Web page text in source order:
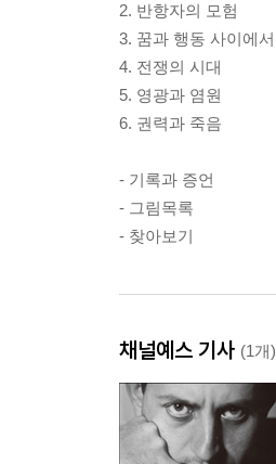
2. 반항자의 모험
3. 꿈과 행동 사이에서
4. 전쟁의 시대
5. 영광과 염원
6. 권력과 죽음
- 기록과 증언
- 그림목록
- 찾아보기
채널예스 기사 (1개)